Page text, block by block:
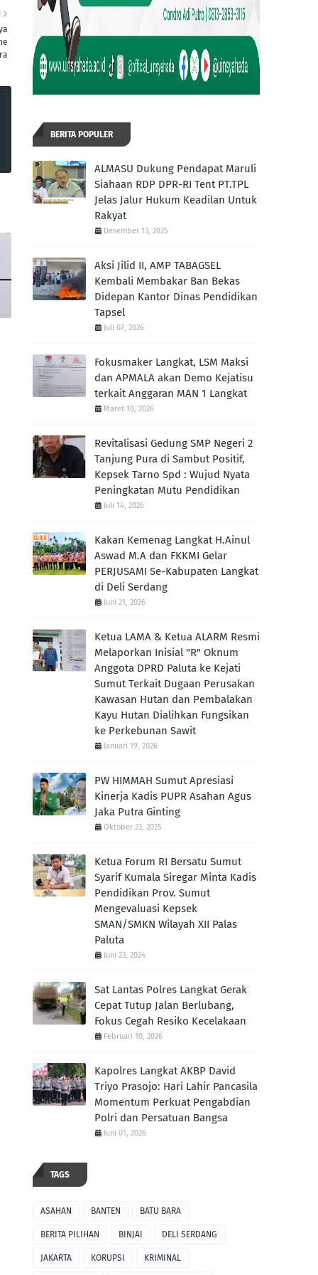
BERITA POPULER
ALMASU Dukung Pendapat Maruli
Siahaan RDP DPR-RI Tent PT.TPL
Jelas Jalur Hukum Keadilan Untuk
Rakyat
Desember 13, 2025
Aksi Jilid II, AMP TABAGSEL
Kembali Membakar Ban Bekas
Didepan Kantor Dinas Pendidikan
Tapsel
Juli 07, 2026
Fokusmaker Langkat, LSM Maksi
dan APMALA akan Demo Kejatisu
terkait Anggaran MAN 1 Langkat
Maret 10, 2026
Revitalisasi Gedung SMP Negeri 2
Tanjung Pura di Sambut Positif,
Kepsek Tarno Spd : Wujud Nyata
Peningkatan Mutu Pendidikan
Juli 14, 2026
Kakan Kemenag Langkat H.Ainul
Aswad M.A dan FKKMI Gelar
PERJUSAMI Se-Kabupaten Langkat
di Deli Serdang
Juni 21, 2026
Ketua LAMA & Ketua ALARM Resmi
Melaporkan Inisial "R" Oknum
Anggota DPRD Paluta ke Kejati
Sumut Terkait Dugaan Perusakan
Kawasan Hutan dan Pembalakan
Kayu Hutan Dialihkan Fungsikan
ke Perkebunan Sawit
Januari 19, 2026
PW HIMMAH Sumut Apresiasi
Kinerja Kadis PUPR Asahan Agus
Jaka Putra Ginting ‎
Oktober 23, 2025
Ketua Forum RI Bersatu Sumut
Syarif Kumala Siregar Minta Kadis
Pendidikan Prov. Sumut
Mengevaluasi Kepsek
SMAN/SMKN Wilayah XII Palas
Paluta
Juni 23, 2024
Sat Lantas Polres Langkat Gerak
Cepat Tutup Jalan Berlubang,
Fokus Cegah Resiko Kecelakaan
Februari 10, 2026
Kapolres Langkat AKBP David
Triyo Prasojo: Hari Lahir Pancasila
Momentum Perkuat Pengabdian
Polri dan Persatuan Bangsa
Juni 01, 2026
TAGS
ASAHAN BANTEN BATU BARA
BERITA PILIHAN BINJAI DELI SERDANG
JAKARTA KORUPSI KRIMINAL